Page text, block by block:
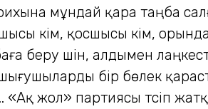
мұндай қара таңба
кім, қосшысы кім,
беру үшін, алдымен
бір бөлек
жол» партиясы түсіп